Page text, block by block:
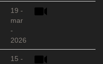
19 -
mar
-
2026
15 -